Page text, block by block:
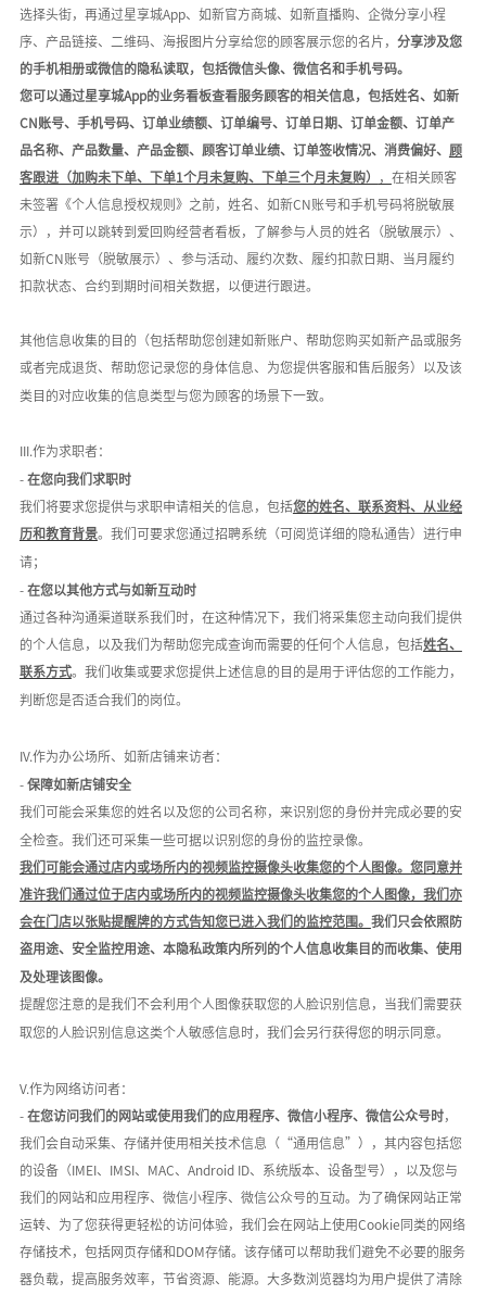
选择头街，再通过星享城App、如新官方商城、如新直播购、企微分享小程
序、产品链接、二维码、海报图片分享给您的顾客展示您的名片， 分享涉及您
的手机相册或微信的隐私读取，包括微信头像、微信名和手机号码。
您可以通过星享城App的业务看板查看服务顾客的相关信息，包括姓名、如新
CN账号、手机号码、订单业绩额、订单编号、订单日期、订单金额、订单产
品名称、产品数量、产品金额、顾客订单业绩、订单签收情况、消费偏好、 顾
客跟进（加购未下单、下单1个月未复购、下单三个月未复购） ， 在相关顾客
未签署《个人信息授权规则》之前，姓名、如新CN账号和手机号码将脱敏展
示），并可以跳转到爱回购经营者看板，了解参与人员的姓名（脱敏展示）、
如新CN账号（脱敏展示）、参与活动、履约次数、履约扣款日期、当月履约
扣款状态、合约到期时间相关数据，以便进行跟进。
其他信息收集的目的（包括帮助您创建如新账户、帮助您购买如新产品或服务
或者完成退货、帮助您记录您的身体信息、为您提供客服和售后服务）以及该
类目的对应收集的信息类型与您为顾客的场景下一致。
III.作为求职者：
- 在您向我们求职时
我们将要求您提供与求职申请相关的信息，包括您的姓名、联系资料、从业经
历和教育背景。我们可要求您通过招聘系统（可阅览详细的隐私通告）进行申
请；
- 在您以其他方式与如新互动时
通过各种沟通渠道联系我们时，在这种情况下，我们将采集您主动向我们提供
的个人信息，以及我们为帮助您完成查询而需要的任何个人信息，包括姓名、
联系方式。我们收集或要求您提供上述信息的目的是用于评估您的工作能力，
判断您是否适合我们的岗位。
IV.作为办公场所、如新店铺来访者：
- 保障如新店铺安全
我们可能会采集您的姓名以及您的公司名称，来识别您的身份并完成必要的安
全检查。我们还可采集一些可据以识别您的身份的监控录像。
我们可能会通过店内或场所内的视频监控摄像头收集您的个人图像。您同意并
准许我们通过位于店内或场所内的视频监控摄像头收集您的个人图像，我们亦
会在门店以张贴提醒牌的方式告知您已进入我们的监控范围。 我们只会依照防
盗用途、安全监控用途、本隐私政策内所列的个人信息收集目的而收集、使用
及处理该图像。
提醒您注意的是我们不会利用个人图像获取您的人脸识别信息，当我们需要获
取您的人脸识别信息这类个人敏感信息时，我们会另行获得您的明示同意。
V.作为网络访问者：
- 在您访问我们的网站或使用我们的应用程序、微信小程序、微信公众号时，
我们会自动采集、存储并使用相关技术信息（ “通用信息”），其内容包括您
的设备（IMEI、IMSI、MAC、Android ID、系统版本、设备型号），以及您与
我们的网站和应用程序、微信小程序、微信公众号的互动。为了确保网站正常
运转、为了您获得更轻松的访问体验，我们会在网站上使用Cookie同类的网络
存储技术，包括网页存储和DOM存储。该存储可以帮助我们避免不必要的服务
器负载，提高服务效率，节省资源、能源。大多数浏览器均为用户提供了清除